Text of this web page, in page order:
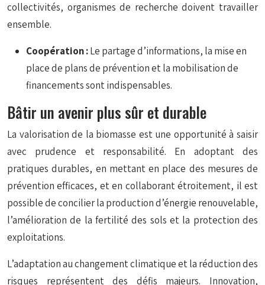
collectivités, organismes de recherche doivent travailler
ensemble.
Coopération :Le partage d’informations, la mise en
place de plans de prévention et la mobilisation de
financements sont indispensables.
Bâtir un avenir plus sûr et durable
La valorisation de la biomasse est une opportunité à saisir
avec prudence et responsabilité. En adoptant des
pratiques durables, en mettant en place des mesures de
prévention efficaces, et en collaborant étroitement, il est
possible de concilier la production d’énergie renouvelable,
l’amélioration de la fertilité des sols et la protection des
exploitations.
L’adaptation au changement climatique et la réduction des
risques représentent des défis majeurs. Innovation,